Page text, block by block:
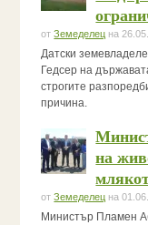
отЗемеделец на
Датски
Гедсер на
строгите
причина.
на
отЗемеделец на
Министър Пламен